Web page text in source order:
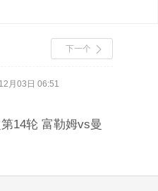
月03日 06:51
下一个
14轮 富勒姆vs曼